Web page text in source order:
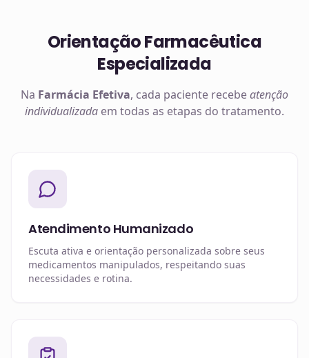
Orientação Farmacêutica
Especializada
Na Farmácia Efetiva, cada paciente recebeatenção
individualizada em todas as etapas do tratamento.
Atendimento Humanizado
Escuta ativa e orientação personalizada sobre seus
medicamentos manipulados, respeitando suas
necessidades e rotina.